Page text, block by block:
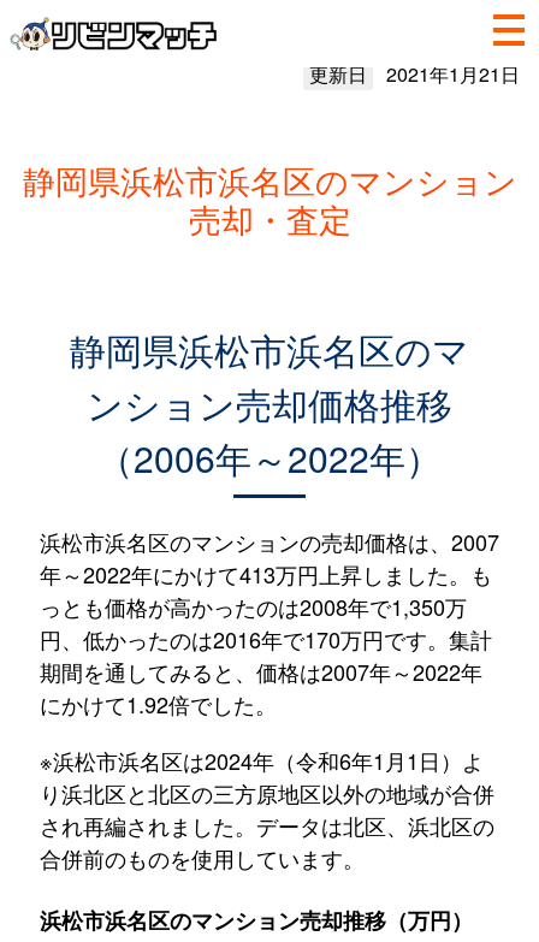
更新日 2021年1月21日
静岡県浜松市浜名区のマンション
売却・査定
静岡県浜松市浜名区のマ
ンション売却価格推移
（2006年～2022年）
浜松市浜名区のマンションの売却価格は、2007
年～2022年にかけて413万円上昇しました。も
っとも価格が高かったのは2008年で1,350万
円、低かったのは2016年で170万円です。集計
期間を通してみると、価格は2007年～2022年
にかけて1.92倍でした。
※浜松市浜名区は2024年（令和6年1月1日）よ
り浜北区と北区の三方原地区以外の地域が合併
され再編されました。データは北区、浜北区の
合併前のものを使用しています。
浜松市浜名区のマンション売却推移（万円）